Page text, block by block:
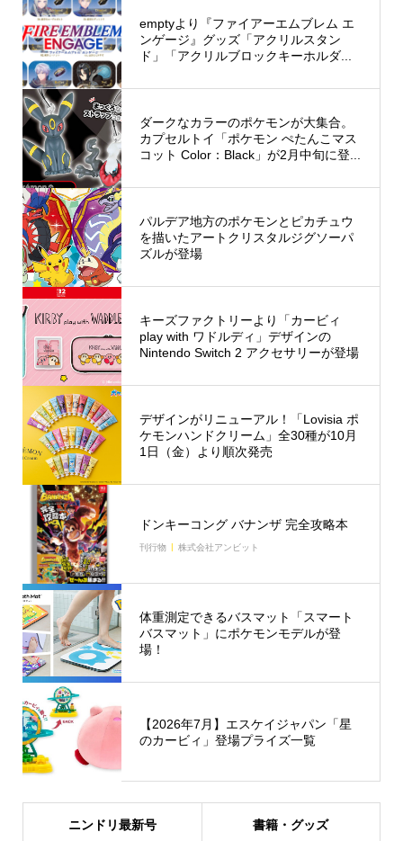
emptyより『ファイアーエムブレム エ
ンゲージ』グッズ「アクリルスタン
ド」「アクリルブロックキーホルダ...
ダークなカラーのポケモンが大集合。
カプセルトイ「ポケモン ぺたんこマス
コット Color：Black」が2月中旬に登...
パルデア地方のポケモンとピカチュウ
を描いたアートクリスタルジグソーパ
ズルが登場
キーズファクトリーより「カービィ
play with ワドルディ」デザインの
Nintendo Switch 2 アクセサリーが登場
デザインがリニューアル！「Lovisia ポ
ケモンハンドクリーム」全30種が10月
1日（金）より順次発売
ドンキーコング バナンザ 完全攻略本
刊行物 株式会社アンビット
体重測定できるバスマット「スマート
バスマット」にポケモンモデルが登
場！
【2026年7月】エスケイジャパン「星
のカービィ」登場プライズ一覧
ニンドリ最新号 書籍・グッズ